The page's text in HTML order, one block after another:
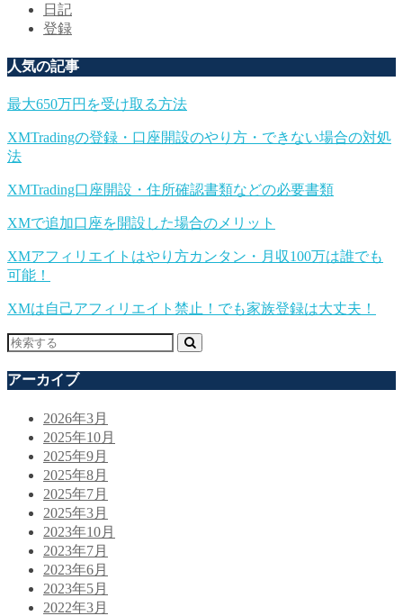
日記
登録
人気の記事
最大650万円を受け取る方法
XMTradingの登録・口座開設のやり方・できない場合の対処
法
XMTrading口座開設・住所確認書類などの必要書類
XMで追加口座を開設した場合のメリット
XMアフィリエイトはやり方カンタン・月収100万は誰でも
可能！
XMは自己アフィリエイト禁止！でも家族登録は大丈夫！
アーカイブ
2026年3月
2025年10月
2025年9月
2025年8月
2025年7月
2025年3月
2023年10月
2023年7月
2023年6月
2023年5月
2022年3月